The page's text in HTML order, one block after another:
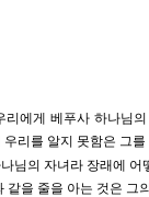
에게 베푸사 하나님
리를 알지 못함은 그
님의 자녀라 장래에
을 줄을 아는 것은 그